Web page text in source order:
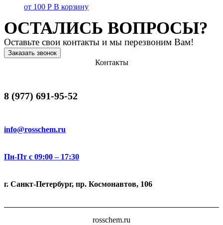
от 100 Р В корзину
ОСТАЛИСЬ ВОПРОСЫ?
Оставьте свои контакты и мы перезвоним Вам!
Заказать звонок
Контакты
8 (977) 691-95-52
info@rosschem.ru
Пн-Пт с 09:00 – 17:30
г. Санкт-Петербург, пр. Космонавтов, 106
rosschem.ru